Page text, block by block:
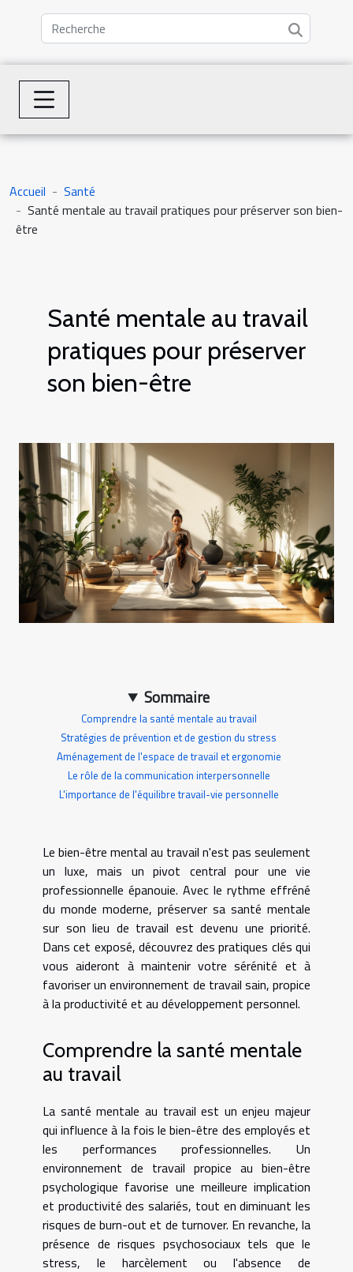
Accueil
Santé
Santé mentale au travail pratiques pour préserver son bien-
être
Santé mentale au travail
pratiques pour préserver
son bien-être
Sommaire
Comprendre la santé mentale au travail
Stratégies de prévention et de gestion du stress
Aménagement de l'espace de travail et ergonomie
Le rôle de la communication interpersonnelle
L'importance de l'équilibre travail-vie personnelle
Le bien-être mental au travail n'est pas seulement
un luxe, mais un pivot central pour une vie
professionnelle épanouie. Avec le rythme effréné
du monde moderne, préserver sa santé mentale
sur son lieu de travail est devenu une priorité.
Dans cet exposé, découvrez des pratiques clés qui
vous aideront à maintenir votre sérénité et à
favoriser un environnement de travail sain, propice
à la productivité et au développement personnel.
Comprendre la santé mentale
au travail
La santé mentale au travail est un enjeu majeur
qui influence à la fois le bien-être des employés et
les performances professionnelles. Un
environnement de travail propice au bien-être
psychologique favorise une meilleure implication
et productivité des salariés, tout en diminuant les
risques de burn-out et de turnover. En revanche, la
présence de risques psychosociaux tels que le
stress, le harcèlement ou l'absence de